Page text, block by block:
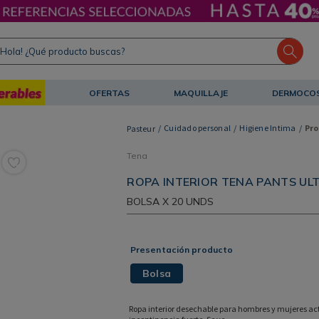
¿Qué producto buscas?
OFERTAS MAQUILLAJE
Cuidado personal Higiene Intima
Tena
ROPA INTERIOR TENA PANTS
BOLSA X 20 UNDS
Presentación producto
Bolsa
Ropa interior desechable para hombres y mujeres